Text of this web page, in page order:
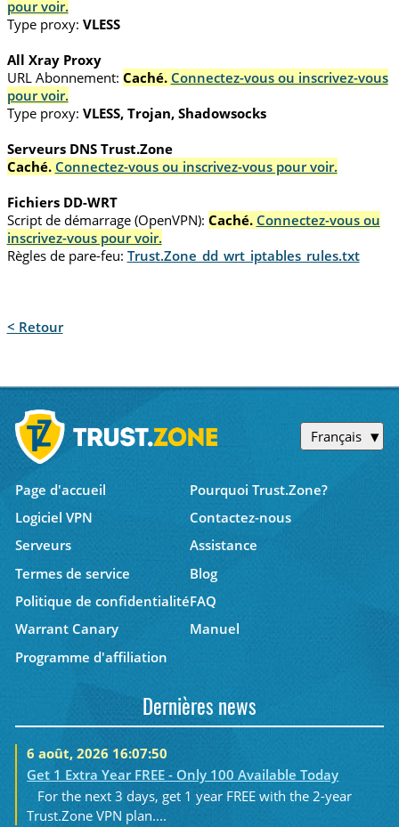
pour voir.
Type proxy: VLESS
All Xray Proxy
URL Abonnement: Caché. Connectez-vous ou inscrivez-vous
pour voir.
Type proxy: VLESS, Trojan, Shadowsocks
Serveurs DNS Trust.Zone
Caché. Connectez-vous ou inscrivez-vous pour voir.
Fichiers DD-WRT
Script de démarrage (OpenVPN): Caché. Connectez-vous ou
inscrivez-vous pour voir.
Règles de pare-feu: Trust.Zone_dd_wrt_iptables_rules.txt
< Retour
Français
Page d'accueil
Pourquoi Trust.Zone?
Logiciel VPN
Contactez-nous
Serveurs
Assistance
Termes de service
Blog
Politique de confidentialitéFAQ
Warrant Canary
Manuel
Programme d'affiliation
Dernières news
6 août, 2026 16:07:50
Get 1 Extra Year FREE - Only 100 Available Today
For the next 3 days, get 1 year FREE with the 2-year
Trust.Zone VPN plan....